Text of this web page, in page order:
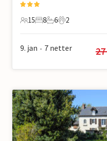
15 Gjester
15
8 Soverom
8
6 Bad
6
2 Kjæledyr
2
9. jan • 7 netter